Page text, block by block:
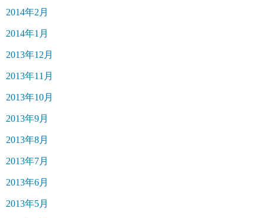
2014年2月
2014年1月
2013年12月
2013年11月
2013年10月
2013年9月
2013年8月
2013年7月
2013年6月
2013年5月